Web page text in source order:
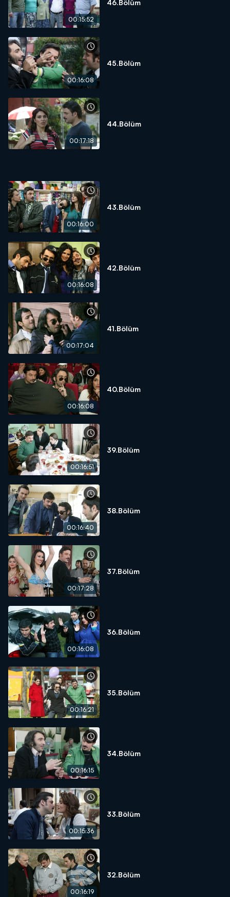
00:15:52
46.Bölüm
00:16:08
45.Bölüm
00:17:18
44.Bölüm
00:16:00
43.Bölüm
00:16:08
42.Bölüm
00:17:04
41.Bölüm
00:16:08
40.Bölüm
00:16:51
39.Bölüm
00:16:40
38.Bölüm
00:17:28
37.Bölüm
00:16:08
36.Bölüm
00:16:21
35.Bölüm
00:16:15
34.Bölüm
00:15:36
33.Bölüm
00:16:19
32.Bölüm